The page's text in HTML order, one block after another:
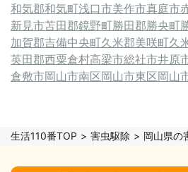
和気郡和気町浅口市美作市真庭市
新見市苫田郡鏡野町勝田郡勝央町
加賀郡吉備中央町久米郡美咲町久
英田郡西粟倉村高梁市総社市井原
倉敷市岡山市南区岡山市東区岡山
生活110番TOP 害虫駆除 岡山県の